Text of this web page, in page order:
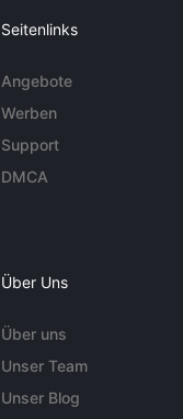
Seitenlinks
Angebote
Werben
Support
DMCA
Über Uns
Über uns
Unser Team
Unser Blog